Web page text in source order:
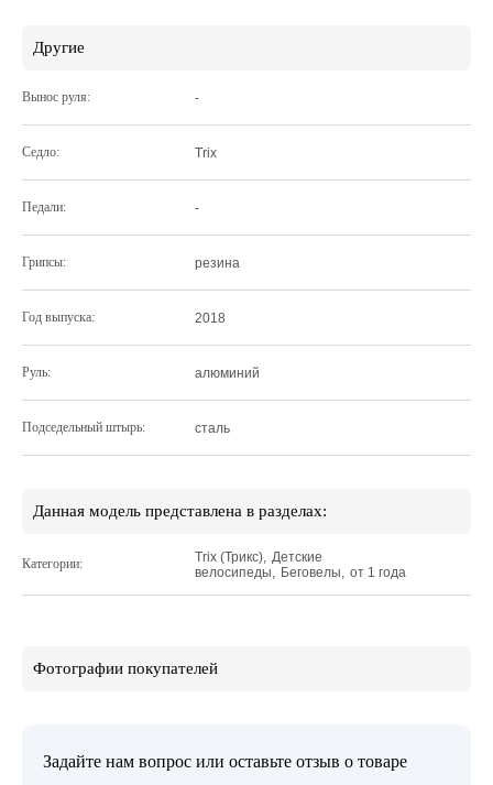
Другие
Вынос руля: -
Седло: Trix
Педали: -
Грипсы: резина
Год выпуска: 2018
Руль: алюминий
Подседельный штырь: сталь
Данная модель представлена в разделах:
Категории: Trix (Трикс)
Детские
велосипеды
Беговелы от 1 года
Фотографии покупателей
Задайте нам вопрос или оставьте отзыв о товаре